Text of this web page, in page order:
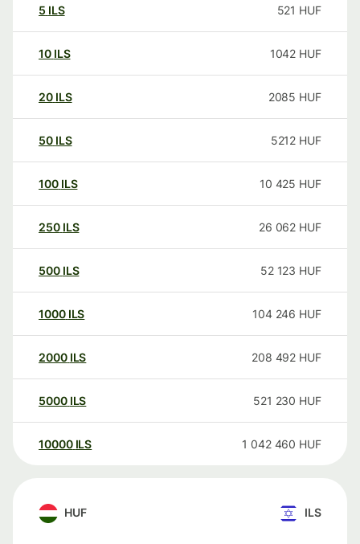
5 ILS 521 HUF
10 ILS 1042 HUF
20 ILS 2085 HUF
50 ILS 5212 HUF
100 ILS 10 425 HUF
250 ILS 26 062 HUF
500 ILS 52 123 HUF
1000 ILS 104 246 HUF
2000 ILS 208 492 HUF
5000 ILS 521 230 HUF
10000 ILS 1 042 460 HUF
HUF ILS